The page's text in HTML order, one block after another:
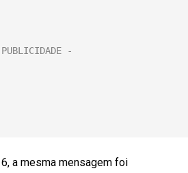
a mesma mensagem foi